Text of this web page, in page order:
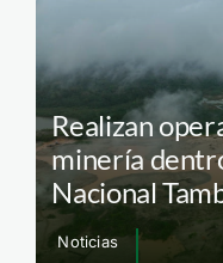
Realizan
minería
Nacional
Noticias